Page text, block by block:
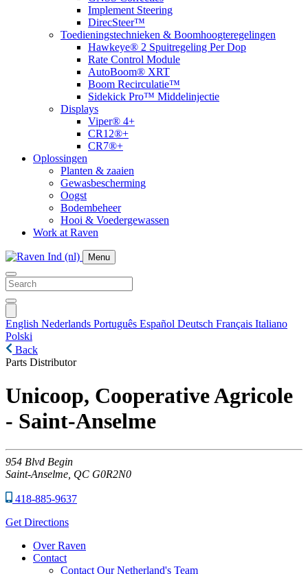
Implement Steering
DirecSteer™
Toedieningstechnieken & Boomhoogteregelingen
Hawkeye® 2 Spuitregeling Per Dop
Rate Control Module
AutoBoom® XRT
​Boom Recirculatie™
Sidekick Pro™ Middelinjectie
Displays
Viper® 4+
CR12®+
CR7®+
Oplossingen
Planten & zaaien
Gewasbescherming
Oogst
Bodembeheer
Hooi & Voedergewassen
Work at Raven
Menu
English Nederlands Português Español Deutsch Français Italiano
Polski
Back
Parts Distributor
Unicoop, Cooperative Agricole
- Saint-Anselme
954 Blvd Begin
Saint-Anselme, QC G0R2N0
418-885-9637
Get Directions
Over Raven
Contact
Contact Our Netherland's Team